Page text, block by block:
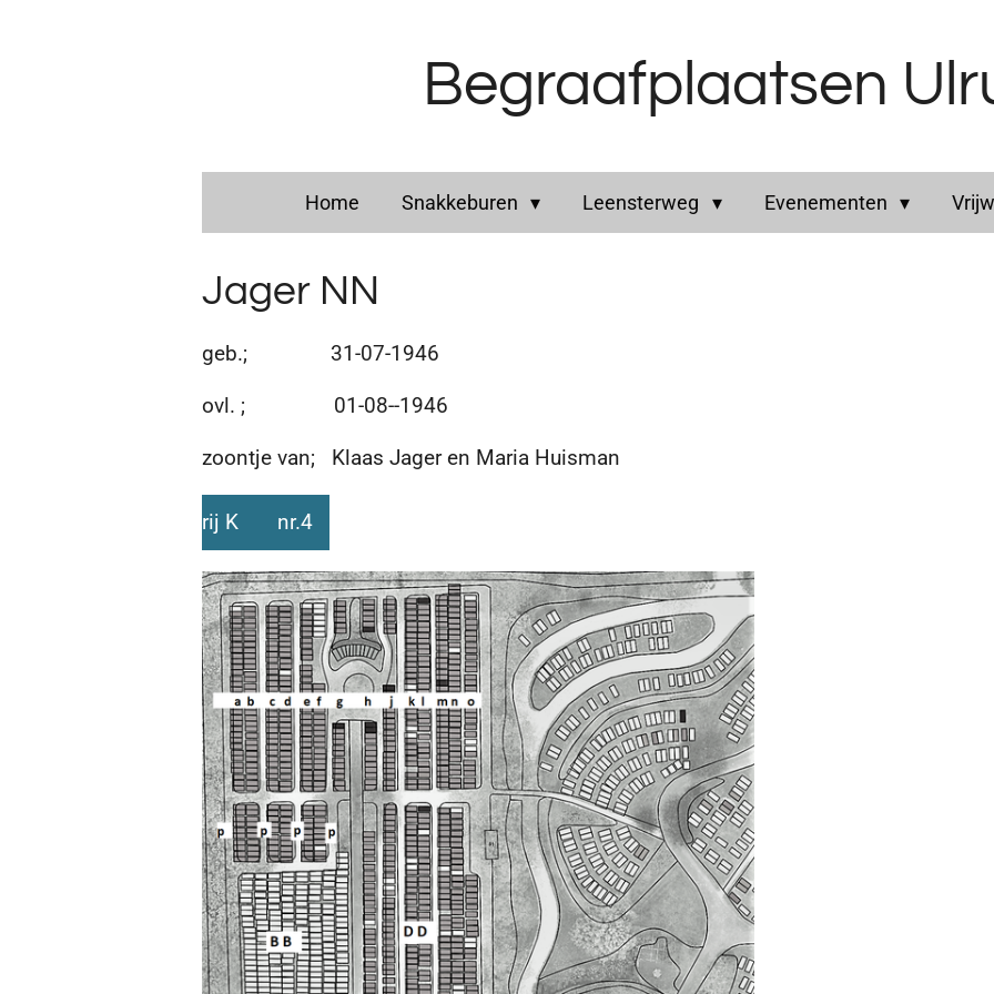
Begraafplaatsen
Home Snakkeburen Leensterweg Evenementen
Jager NN
geb.; 31-07-1946
ovl. ; 01-08--1946
zoontje van; Klaas Jager en Maria Huisman
rij K nr.4